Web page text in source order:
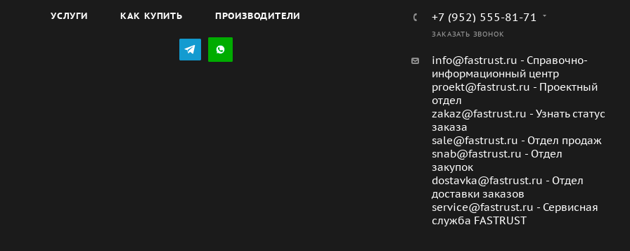
УСЛУГИ КАК КУПИТЬ ПРОИЗВОДИТЕЛИ +7 (952) 555-81-71
ЗАКАЗАТЬ ЗВОНОК
info@fastrust.ru - Справочно-
информационный центр
proekt@fastrust.ru - Проектный
отдел
zakaz@fastrust.ru - Узнать статус
заказа
sale@fastrust.ru - Отдел продаж
snab@fastrust.ru - Отдел
закупок
dostavka@fastrust.ru - Отдел
доставки заказов
service@fastrust.ru - Сервисная
служба FASTRUST